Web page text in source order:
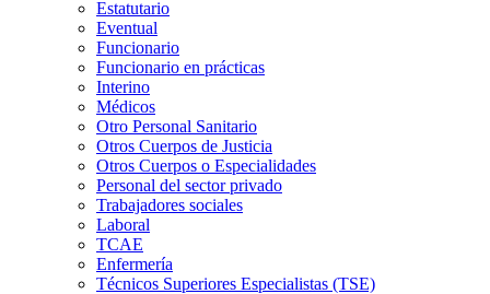
Estatutario
Eventual
Funcionario
Funcionario en prácticas
Interino
Médicos
Otro Personal Sanitario
Otros Cuerpos de Justicia
Otros Cuerpos o Especialidades
Personal del sector privado
Trabajadores sociales
Laboral
TCAE
Enfermería
Técnicos Superiores Especialistas (TSE)